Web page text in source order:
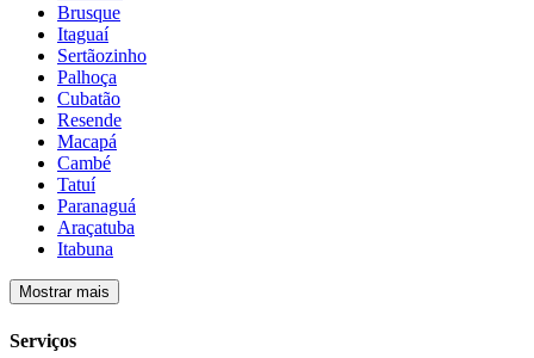
Brusque
Itaguaí
Sertãozinho
Palhoça
Cubatão
Resende
Macapá
Cambé
Tatuí
Paranaguá
Araçatuba
Itabuna
Mostrar mais
Serviços